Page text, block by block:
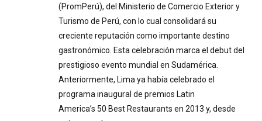
(PromPerú), del Ministerio de Comercio Exterior y
Turismo de Perú, con lo cual consolidará su
creciente reputación como importante destino
gastronómico. Esta celebración marca el debut del
prestigioso evento mundial en Sudamérica.
Anteriormente, Lima ya había celebrado el
programa inaugural de premios Latin
America’s 50 Best Restaurants en 2013 y, desde